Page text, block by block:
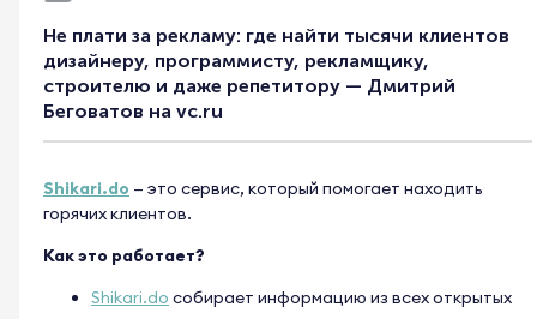
Не плати за рекламу: где найти тысячи клиентов
дизайнеру, программисту, рекламщику,
строителю и даже репетитору — Дмитрий
Беговатов на vc.ru
Shikari.do — это сервис, который помогает находить
горячих клиентов.
Как это работает?
Shikari.do собирает информацию из всех открытых